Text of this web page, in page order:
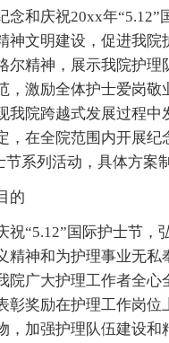
念和庆祝20xx年“5.12”
神文明建设，促进我院
尔精神，展示我院护理
，激励全体护士爱岗敬
我院跨越式发展过程中
，在全院范围内开展纪
节系列活动，具体方案
的
祝“5.12”国际护士节，
精神和为护理事业无私
院广大护理工作者全心
彰奖励在护理工作岗位
，加强护理队伍建设和